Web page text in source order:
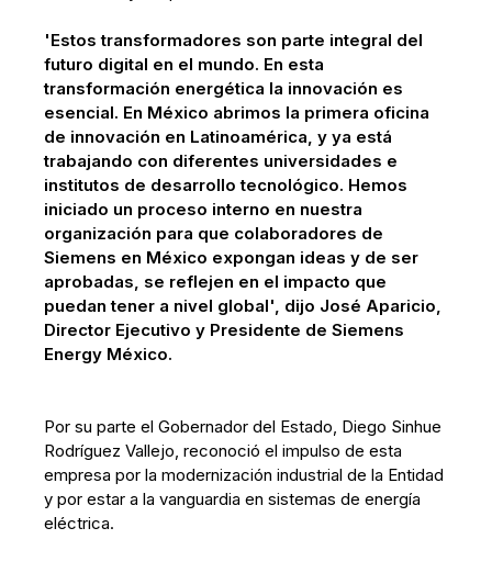
'Estos transformadores son parte integral del
futuro digital en el mundo. En esta
transformación energética la innovación es
esencial. En México abrimos la primera oficina
de innovación en Latinoamérica, y ya está
trabajando con diferentes universidades e
institutos de desarrollo tecnológico. Hemos
iniciado un proceso interno en nuestra
organización para que colaboradores de
Siemens en México expongan ideas y de ser
aprobadas, se reflejen en el impacto que
puedan tener a nivel global', dijo José Aparicio,
Director Ejecutivo y Presidente de Siemens
Energy México.
Por su parte el Gobernador del Estado, Diego Sinhue
Rodríguez Vallejo, reconoció el impulso de esta
empresa por la modernización industrial de la Entidad
y por estar a la vanguardia en sistemas de energía
eléctrica.